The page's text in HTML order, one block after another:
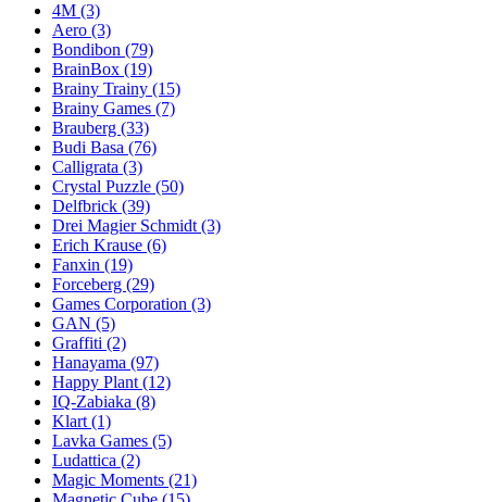
4M (3)
Aero (3)
Bondibon (79)
BrainBox (19)
Brainy Trainy (15)
Brainy Games (7)
Brauberg (33)
Budi Basa (76)
Calligrata (3)
Crystal Puzzle (50)
Delfbrick (39)
Drei Magier Schmidt (3)
Erich Krause (6)
Fanxin (19)
Forceberg (29)
Games Corporation (3)
GAN (5)
Graffiti (2)
Hanayama (97)
Happy Plant (12)
IQ-Zabiaka (8)
Klart (1)
Lavka Games (5)
Ludattica (2)
Magic Moments (21)